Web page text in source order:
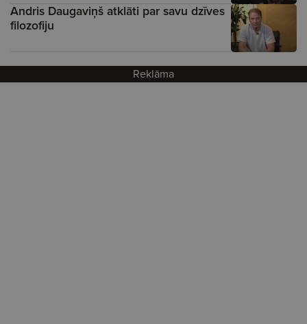
Andris Daugaviņš atklāti par savu dzīves
filozofiju
Reklāma